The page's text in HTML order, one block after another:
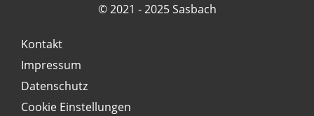
© 2021 - 2025 Sasbach
Kontakt
Impressum
Datenschutz
Cookie Einstellungen